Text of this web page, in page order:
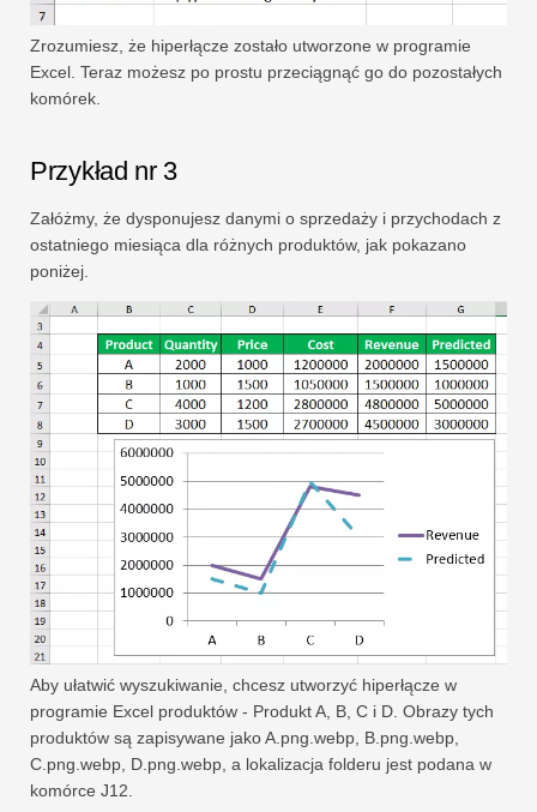
Zrozumiesz, że hiperłącze zostało utworzone w programie
Excel. Teraz możesz po prostu przeciągnąć go do pozostałych
komórek.
Przykład nr 3
Załóżmy, że dysponujesz danymi o sprzedaży i przychodach z
ostatniego miesiąca dla różnych produktów, jak pokazano
poniżej.
Aby ułatwić wyszukiwanie, chcesz utworzyć hiperłącze w
programie Excel produktów - Produkt A, B, C i D. Obrazy tych
produktów są zapisywane jako A.png.webp, B.png.webp,
C.png.webp, D.png.webp, a lokalizacja folderu jest podana w
komórce J12.